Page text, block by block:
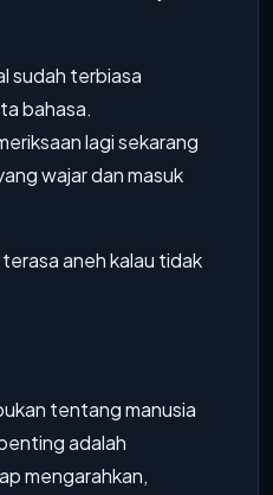
sudah terbiasa
bahasa.
lagi sekarang
wajar dan masuk
aneh kalau tidak
tentang manusia
adalah
mengarahkan,